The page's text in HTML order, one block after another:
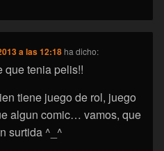
a las 12:18 ha dicho:
que tenia pelis!!
tiene juego de rol, juego
algun comic… vamos, que
surtida ^_^